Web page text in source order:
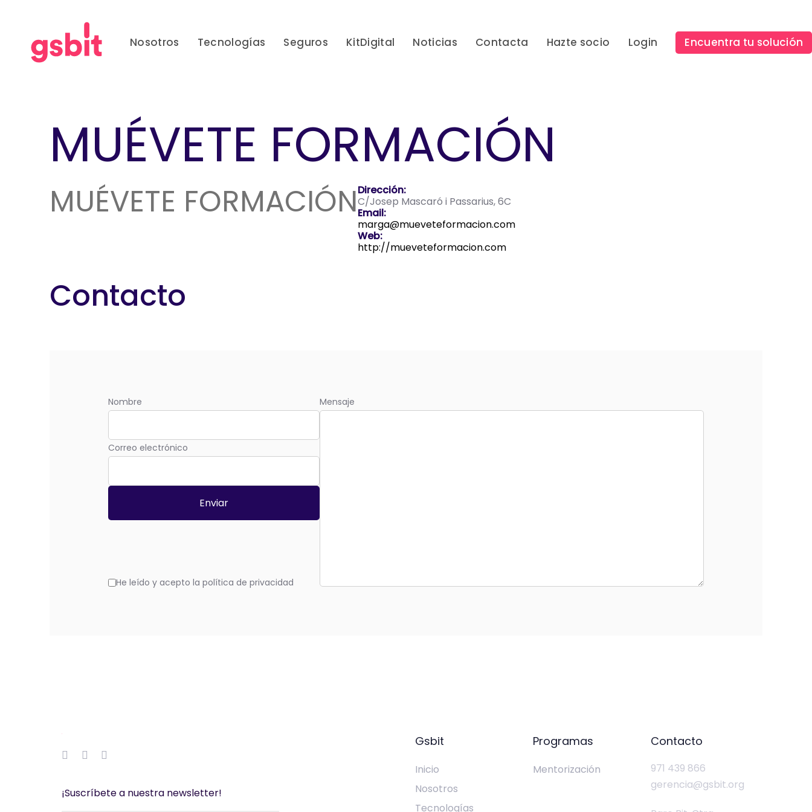
primary
navigation
Nosotros Tecnologías Seguros KitDigital Noticias Contacta Hazte socio Login Encuentra tu solución
MUÉVETE FORMACIÓN
MUÉVETE FORMACIÓNDirección:
C/Josep Mascaró i Passarius, 6C
Email:
marga@mueveteformacion.com
Web:
http://mueveteformacion.com
Contacto
Nombre
Correo electrónico
He leído y acepto la política de privacidad
Mensaje
Gsbit
Inicio
Nosotros
Tecnologías
Programas
Mentorización
Contacto
971 439 866
gerencia@gsbit.org